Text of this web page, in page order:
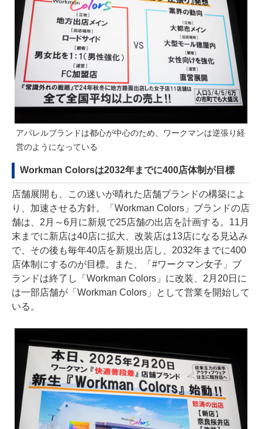
アパレルブランドは都心が中心のため、ワークマンは逆張り経
営のようになっている
Workman Colorsは2032年までに400店体制が目標
店舗展開も、この迷いが晴れた店舗ブランドの構築によ
り、加速させる方針。「Workman Colors」ブランドの店
舗は、2月～6月に新規で25店舗の出店を計画する。11月
末までに新店は40店に拡大、改装店は13店になる見込み
で、その後も毎年40店を新規出店し、2032年までに400
店体制にするのが目標。また、「#ワークマン女子」ブ
ランドは終了し「Workman Colors」に改装、2月20日に
は一部店舗が「Workman Colors」として営業を開始して
いる。